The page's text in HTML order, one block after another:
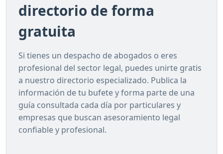
directorio de forma
gratuita
Si tienes un despacho de abogados o eres
profesional del sector legal, puedes unirte gratis
a nuestro directorio especializado. Publica la
información de tu bufete y forma parte de una
guía consultada cada día por particulares y
empresas que buscan asesoramiento legal
confiable y profesional.